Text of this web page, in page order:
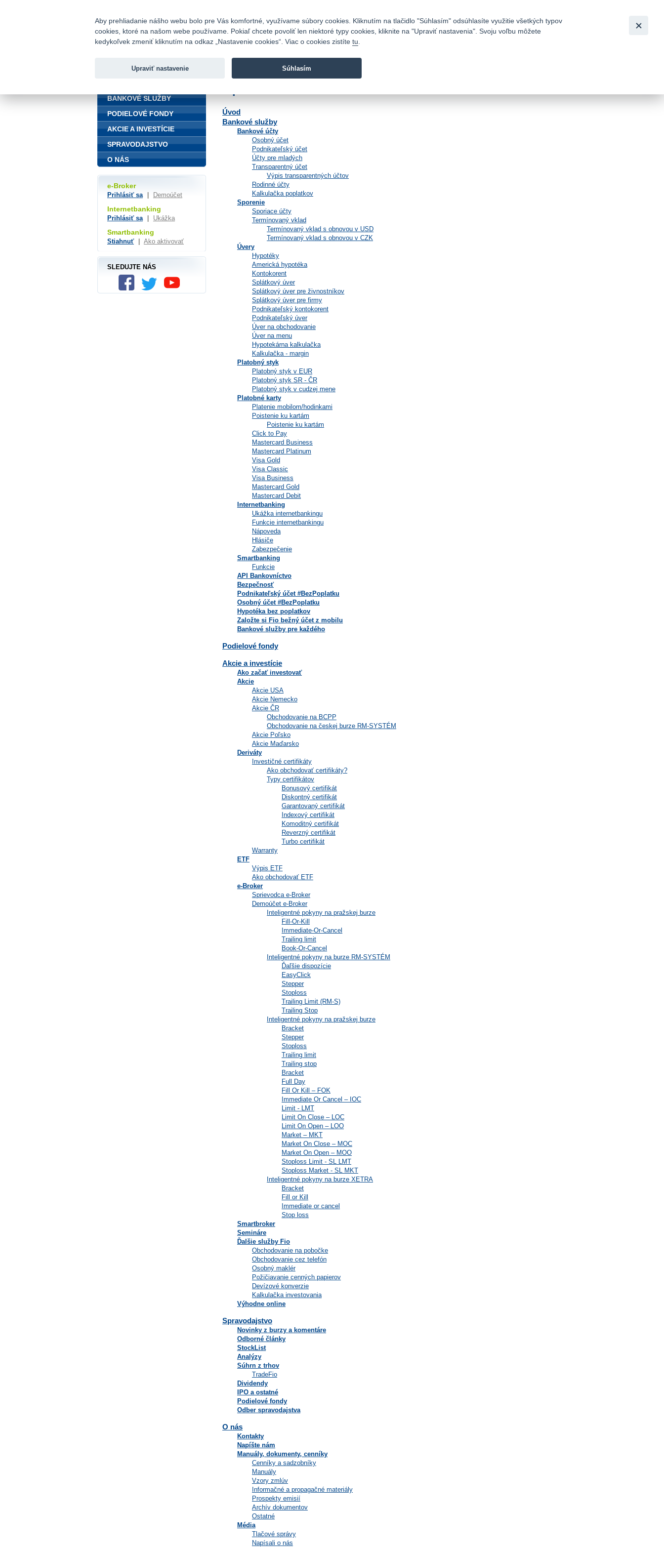
Fio banka
Fio banka sa zameriava na poskytovanie bežných bankových
Úvod
Bankové služby
Bankové účty
Osobný účet
Podnikateľský účet
Účty pre mladých
Transparentný účet
Výpis transparentných účtov
Rodinné účty
Kalkulačka poplatkov
Sporenie
Sporiace účty
Termínovaný vklad
Termínovaný vklad s obnovou v USD
Termínovaný vklad s obnovou v CZK
Úvery
Hypotéky
Americká hypotéka
Kontokorent
Splátkový úver
Splátkový úver pre živnostníkov
Splátkový úver pre firmy
Podnikateľský kontokorent
Podnikateľský úver
Úver na obchodovanie
Úver na menu
Hypotekárna kalkulačka
Kalkulačka - margin
Platobný styk
Platobný styk v EUR
Platobný styk SR - ČR
Platobný styk v cudzej mene
Platobné karty
Platenie mobilom/hodinkami
Poistenie ku kartám
Poistenie ku kartám
Click to Pay
Mastercard Business
Mastercard Platinum
Visa Gold
Visa Classic
Visa Business
Mastercard Gold
Mastercard Debit
Internetbanking
Ukážka internetbankingu
Funkcie internetbankingu
Nápoveda
Hlásiče
Zabezpečenie
Smartbanking
Funkcie
API Bankovníctvo
Bezpečnosť
Podnikateľský účet #BezPoplatku
Osobný účet #BezPoplatku
Hypotéka bez poplatkov
Založte si Fio bežný účet z mobilu
Bankové služby pre každého
Podielové fondy
Akcie a investície
Ako začať investovať
Akcie
Akcie USA
Akcie Nemecko
Akcie ČR
Obchodovanie na BCPP
Obchodovanie na českej burze RM-SYSTÉM
Akcie Poľsko
Akcie Maďarsko
Deriváty
Investičné certifikáty
Ako obchodovať certifikáty?
Typy certifikátov
Bonusový certifikát
Diskontný certifikát
Garantovaný certifikát
Indexový certifikát
Komoditný certifikát
Reverzný certifikát
Turbo certifikát
Warranty
ETF
Výpis ETF
Ako obchodovať ETF
e-Broker
Sprievodca e-Broker
Demoúčet e-Broker
Inteligentné pokyny na pražskej burze
Fill-Or-Kill
Immediate-Or-Cancel
Trailing limit
Book-Or-Cancel
Inteligentné pokyny na burze RM-SYSTÉM
Ďaľšie dispozície
EasyClick
Stepper
Stoploss
Trailing Limit (RM-S)
Trailing Stop
Inteligentné pokyny na pražskej burze
Bracket
Stepper
Stoploss
Trailing limit
Trailing stop
Bracket
Full Day
Fill Or Kill – FOK
Immediate Or Cancel – IOC
Limit - LMT
Limit On Close – LOC
Limit On Open – LOO
Market – MKT
Market On Close – MOC
Market On Open – MOO
Stoploss Limit - SL LMT
Stoploss Market - SL MKT
Inteligentné pokyny na burze XETRA
Bracket
Fill or Kill
Immediate or cancel
Stop loss
Smartbroker
Semináre
Ďalšie služby Fio
Obchodovanie na pobočke
Obchodovanie cez telefón
Osobný maklér
Požičiavanie cenných papierov
Devízové konverzie
Kalkulačka investovania
Výhodne online
Spravodajstvo
Novinky z burzy a komentáre
Odborné články
StockList
Analýzy
Súhrn z trhov
TradeFio
Dividendy
IPO a ostatné
Podielové fondy
Odber spravodajstva
O nás
Kontakty
Napíšte nám
Manuály, dokumenty, cenníky
Cenníky a sadzobníky
Manuály
Vzory zmlúv
Informačné a propagačné materiály
Prospekty emisií
Archív dokumentov
Ostatné
Média
Tlačové správy
Napísali o nás
BANKOVÉ SLUŽBY
PODIELOVÉ FONDY
AKCIE A INVESTÍCIE
SPRAVODAJSTVO
O NÁS
e-Broker
Prihlásiť sa Demoúčet
Internetbanking
Prihlásiť sa Ukážka
Smartbanking
Stiahnuť Ako aktivovať
SLEDUJTE NÁS
Aby prehliadanie nášho webu bolo pre Vás komfortné, využívame súbory cookies. Kliknutím na tlačidlo "Súhlasím" odsúhlasíte využitie všetkých typov
cookies, ktoré na našom webe používame. Pokiaľ chcete povoliť len niektoré typy cookies, kliknite na "Upraviť nastavenia". Svoju voľbu môžete
kedykoľvek zmeniť kliknutím na odkaz „Nastavenie cookies“. Viac o cookies zistíte tu
Upraviť nastavenie Súhlasím